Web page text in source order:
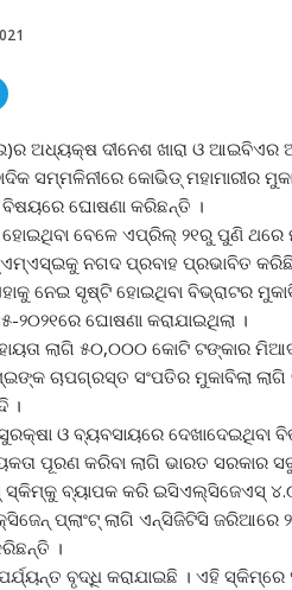
ଅଧ୍ୟକ୍ଷ ଦୀନେଶ ଖାରା ଓ ଆଇବିଏର
ସମ୍ମଳିନୀରେ କୋଭିଡ୍‌ ମହାମାରୀର
ଘୋଷଣା କରିଛନ୍ତି ।
ହୋଇଥିବା ବେଳେ ଏପ୍ରିଲ୍‌ ୨୧ରୁ ପୁଣି ଥରେ
ନଗଦ ପ୍ରବାହ ପ୍ରଭାବିତ
ନେଇ ସୃଷ୍ଟି ହୋଇଥିବା ବିଭ୍ରାଟର
ଘୋଷଣା କରାଯାଇଥିଲା ।
ଲାଗି ୫୦,୦୦୦ କୋଟି ଟଙ୍କାର
ଚାପଗ୍ରସ୍ତ ସଂପତିର ମୁକାବିଲା ଲାଗି
।
ଓ ବ୍ୟବସାୟରେ ଦେଖାଦେଇଥିବା
ପୂରଣ କରିବା ଲାଗି ଭାରତ
ବ୍ୟାପକ କରି ଇସିଏଲ୍‌ସିଜେଏସ୍‌
ପ୍ଲାଂଟ୍‌ ଲାଗି ଏନ୍‌ସିଜିଟିସି ଜରିଆରେ
।
ବୃଦ୍ଧି କରାଯାଇଛି । ଏହି ସ୍କିମ୍‌ରେ